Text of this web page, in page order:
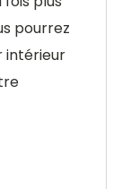
pourrez
intérieur